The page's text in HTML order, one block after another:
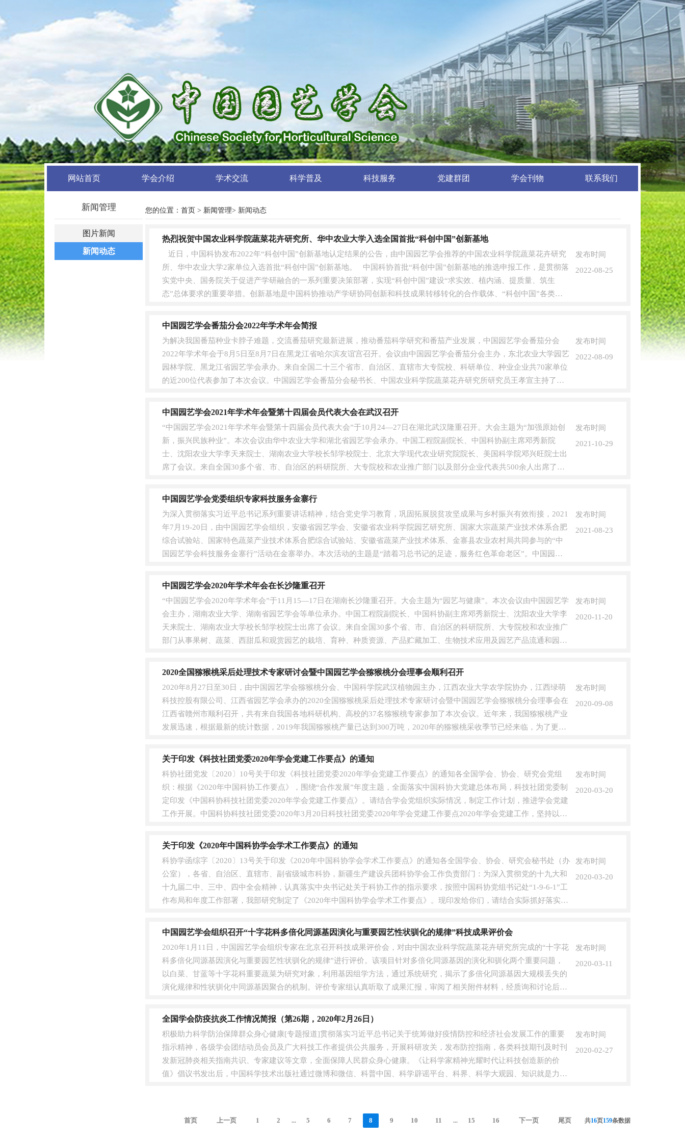
网站首页 学会介绍 学术交流 科学普及 科技服务 党建群团 学会刊物 联系我们
新闻管理
图片新闻
新闻动态
您的位置：首页 > 新闻管理> 新闻动态
热烈祝贺中国农业科学院蔬菜花卉研究所、华中农业大学入选全国首批“科创中国”创新基地
近日，中国科协发布2022年“科创中国”创新基地认定结果的公告，由中国园艺学会推荐的中国农业科学院蔬菜花卉研究
所、华中农业大学2家单位入选首批“科创中国”创新基地。 中国科协首批“科创中国”创新基地的推选申报工作，是贯彻落
实党中央、国务院关于促进产学研融合的一系列重要决策部署，实现“科创中国”建设“求实效、植内涵、提质量、筑生
态”总体要求的重要举措。创新基地是中国科协推动产学研协同创新和科技成果转移转化的合作载体、“科创中国”各类资
发布时间
2022-08-25
中国园艺学会番茄分会2022年学术年会简报
为解决我国番茄种业卡脖子难题，交流番茄研究最新进展，推动番茄科学研究和番茄产业发展，中国园艺学会番茄分会
2022年学术年会于8月5日至8月7日在黑龙江省哈尔滨友谊宫召开。会议由中国园艺学会番茄分会主办，东北农业大学园艺
园林学院、黑龙江省园艺学会承办。来自全国二十三个省市、自治区、直辖市大专院校、科研单位、种业企业共70家单位
的近200位代表参加了本次会议。中国园艺学会番茄分会秘书长、中国农业科学院蔬菜花卉研究所研究员王孝宣主持了开
发布时间
2022-08-09
中国园艺学会2021年学术年会暨第十四届会员代表大会在武汉召开
“中国园艺学会2021年学术年会暨第十四届会员代表大会”于10月24—27日在湖北武汉隆重召开。大会主题为“加强原始创
新，振兴民族种业”。本次会议由华中农业大学和湖北省园艺学会承办。中国工程院副院长、中国科协副主席邓秀新院
士、沈阳农业大学李天来院士、湖南农业大学校长邹学校院士、北京大学现代农业研究院院长、美国科学院邓兴旺院士出
席了会议。来自全国30多个省、市、自治区的科研院所、大专院校和农业推广部门以及部分企业代表共500余人出席了会
发布时间
2021-10-29
中国园艺学会党委组织专家科技服务金寨行
为深入贯彻落实习近平总书记系列重要讲话精神，结合党史学习教育，巩固拓展脱贫攻坚成果与乡村振兴有效衔接，2021
年7月19-20日，由中国园艺学会组织，安徽省园艺学会、安徽省农业科学院园艺研究所、国家大宗蔬菜产业技术体系合肥
综合试验站、国家特色蔬菜产业技术体系合肥综合试验站、安徽省蔬菜产业技术体系、金寨县农业农村局共同参与的“中
国园艺学会科技服务金寨行”活动在金寨举办。本次活动的主题是“踏着习总书记的足迹，服务红色革命老区”。中国园艺
发布时间
2021-08-23
中国园艺学会2020年学术年会在长沙隆重召开
“中国园艺学会2020年学术年会”于11月15—17日在湖南长沙隆重召开。大会主题为“园艺与健康”。本次会议由中国园艺学
会主办，湖南农业大学、湖南省园艺学会等单位承办。中国工程院副院长、中国科协副主席邓秀新院士、沈阳农业大学李
天来院士、湖南农业大学校长邹学校院士出席了会议。来自全国30多个省、市、自治区的科研院所、大专院校和农业推广
部门从事果树、蔬菜、西甜瓜和观赏园艺的栽培、育种、种质资源、产品贮藏加工、生物技术应用及园艺产品流通和园林
发布时间
2020-11-20
2020全国猕猴桃采后处理技术专家研讨会暨中国园艺学会猕猴桃分会理事会顺利召开
2020年8月27日至30日，由中国园艺学会猕猴桃分会、中国科学院武汉植物园主办，江西农业大学农学院协办，江西绿萌
科技控股有限公司、江西省园艺学会承办的2020全国猕猴桃采后处理技术专家研讨会暨中国园艺学会猕猴桃分会理事会在
江西省赣州市顺利召开，共有来自我国各地科研机构、高校的37名猕猴桃专家参加了本次会议。近年来，我国猕猴桃产业
发展迅速，根据最新的统计数据，2019年我国猕猴桃产量已达到300万吨，2020年的猕猴桃采收季节已经来临，为了更好
发布时间
2020-09-08
关于印发《科技社团党委2020年学会党建工作要点》的通知
科协社团党发〔2020〕10号关于印发《科技社团党委2020年学会党建工作要点》的通知各全国学会、协会、研究会党组
织：根据《2020年中国科协工作要点》，围绕“合作发展”年度主题，全面落实中国科协大党建总体布局，科技社团党委制
定印发《中国科协科技社团党委2020年学会党建工作要点》。请结合学会党组织实际情况，制定工作计划，推进学会党建
工作开展。中国科协科技社团党委2020年3月20日科技社团党委2020年学会党建工作要点2020年学会党建工作，坚持以习
发布时间
2020-03-20
关于印发《2020年中国科协学会学术工作要点》的通知
科协学函综字〔2020〕13号关于印发《2020年中国科协学会学术工作要点》的通知各全国学会、协会、研究会秘书处（办
公室），各省、自治区、直辖市、副省级城市科协，新疆生产建设兵团科协学会工作负责部门：为深入贯彻党的十九大和
十九届二中、三中、四中全会精神，认真落实中央书记处关于科协工作的指示要求，按照中国科协党组书记处“1-9-6-1”工
作布局和年度工作部署，我部研究制定了《2020年中国科协学会学术工作要点》。现印发给你们，请结合实际抓好落实。
发布时间
2020-03-20
中国园艺学会组织召开“十字花科多倍化同源基因演化与重要园艺性状驯化的规律”科技成果评价会
2020年1月11日，中国园艺学会组织专家在北京召开科技成果评价会，对由中国农业科学院蔬菜花卉研究所完成的“十字花
科多倍化同源基因演化与重要园艺性状驯化的规律”进行评价。该项目针对多倍化同源基因的演化和驯化两个重要问题，
以白菜、甘蓝等十字花科重要蔬菜为研究对象，利用基因组学方法，通过系统研究，揭示了多倍化同源基因大规模丢失的
演化规律和性状驯化中同源基因聚合的机制。评价专家组认真听取了成果汇报，审阅了相关附件材料，经质询和讨论后对
发布时间
2020-03-11
全国学会防疫抗炎工作情况简报（第26期，2020年2月26日）
积极助力科学防治保障群众身心健康[专题报道]贯彻落实习近平总书记关于统筹做好疫情防控和经济社会发展工作的重要
指示精神，各级学会团结动员会员及广大科技工作者提供公共服务，开展科研攻关，发布防控指南，各类科技期刊及时刊
发新冠肺炎相关指南共识、专家建议等文章，全面保障人民群众身心健康。《让科学家精神光耀时代让科技创造新的价
值》倡议书发出后，中国科学技术出版社通过微博和微信、科普中国、科学辟谣平台、科界、科学大观园、知识就是力量
发布时间
2020-02-27
首页 上一页 1 2 ... 5 6 7 8 9 10 11 ... 15 16 下一页 尾页 共16页159条数据